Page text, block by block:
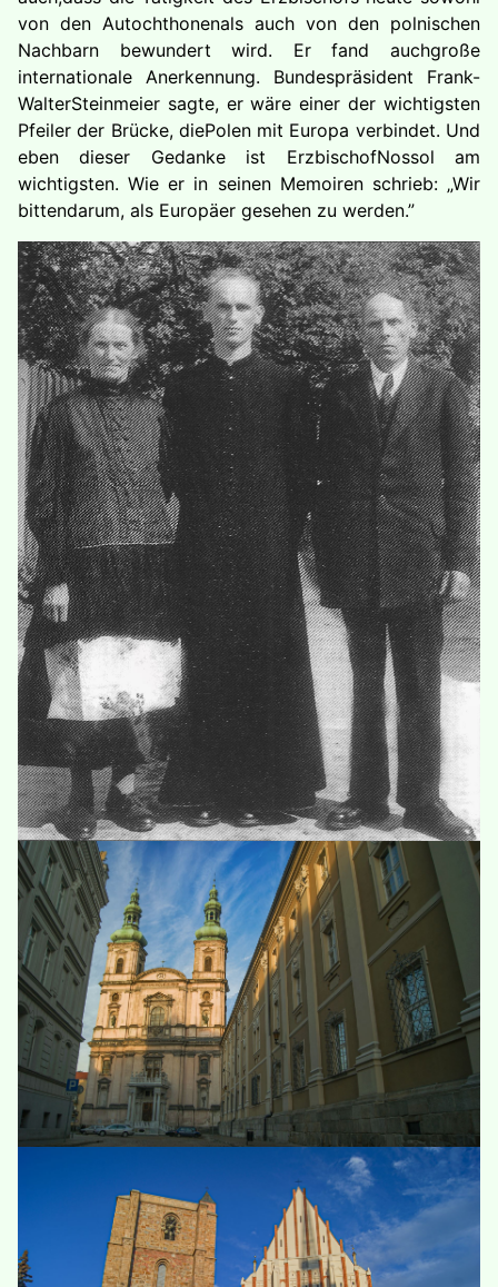
von den Autochthonenals auch von den polnischen
Nachbarn bewundert wird. Er fand auchgroße
internationale Anerkennung. Bundespräsident Frank-
WalterSteinmeier sagte, er wäre einer der wichtigsten
Pfeiler der Brücke, diePolen mit Europa verbindet. Und
eben dieser Gedanke ist ErzbischofNossol am
wichtigsten. Wie er in seinen Memoiren schrieb: „Wir
bittendarum, als Europäer gesehen zu werden.”